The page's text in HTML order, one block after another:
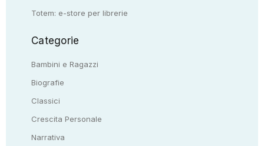
Totem: e-store per librerie
Categorie
Bambini e Ragazzi
Biografie
Classici
Crescita Personale
Narrativa